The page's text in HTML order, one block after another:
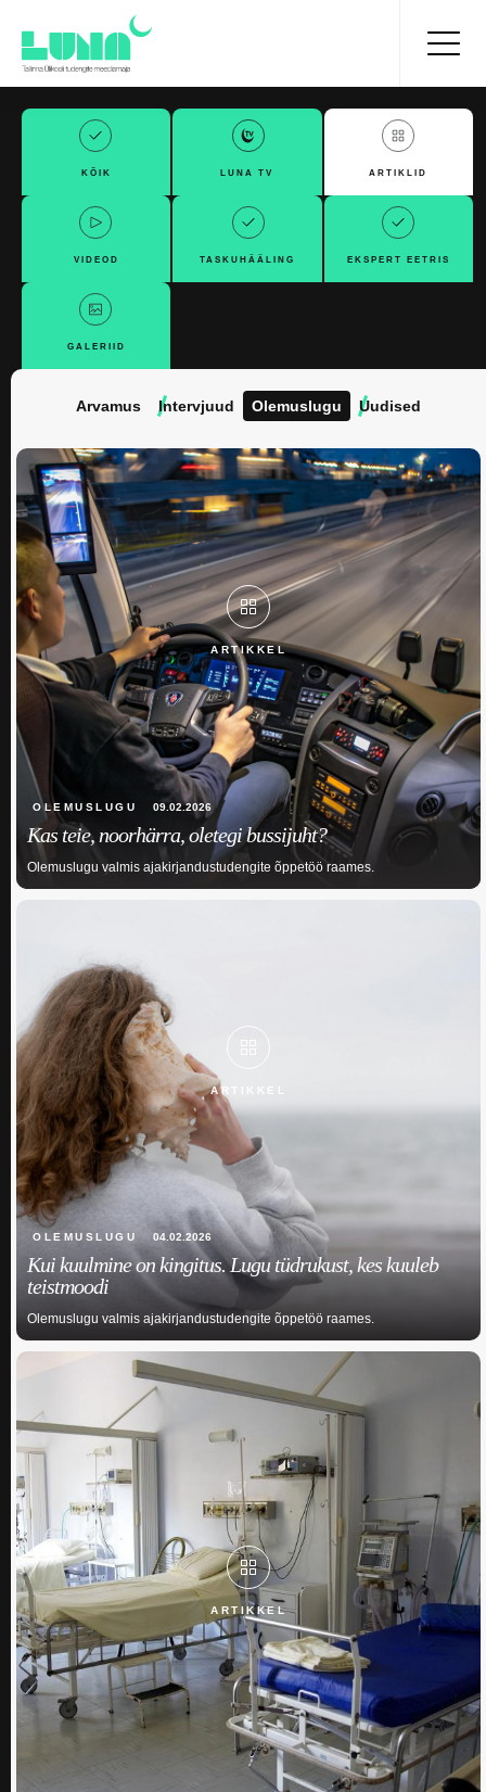
KÕIK LUNA TV ARTIKLID
VIDEOD TASKUHÄÄLING EKSPERT EETRIS
GALERIID
Arvamus Intervjuud Olemuslugu Uudised
ARTIKKEL
OLEMUSLUGU 09.02.2026
Kas teie, noorhärra, oletegi bussijuht?
Olemuslugu valmis ajakirjandustudengite õppetöö raames.
ARTIKKEL
OLEMUSLUGU 04.02.2026
Kui kuulmine on kingitus. Lugu tüdrukust, kes kuuleb
teistmoodi
Olemuslugu valmis ajakirjandustudengite õppetöö raames.
ARTIKKEL